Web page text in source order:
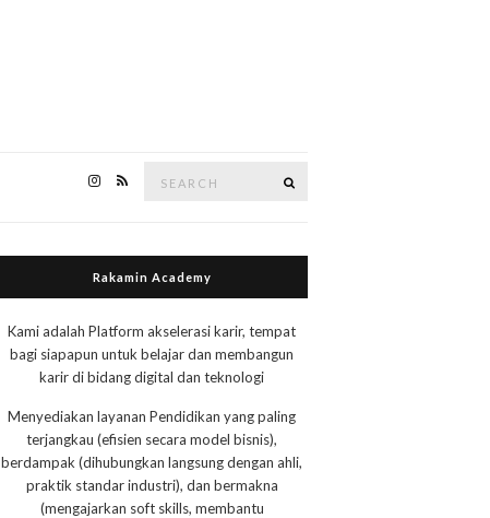
Rakamin Academy
Kami adalah Platform akselerasi karir, tempat
bagi siapapun untuk belajar dan membangun
karir di bidang digital dan teknologi
Menyediakan layanan Pendidikan yang paling
terjangkau (efisien secara model bisnis),
berdampak (dihubungkan langsung dengan ahli,
praktik standar industri), dan bermakna
(mengajarkan soft skills, membantu